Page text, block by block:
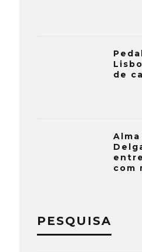
de
com
PESQUISA